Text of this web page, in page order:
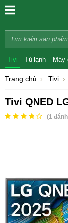
Tivi Tủ lạnh Máy
Trang chủ Tivi
Tivi QNED
(1